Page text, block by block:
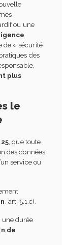
ou une
de « sécurité
des
plus
le
, que toute
des données
service ou
, art. 5.1.c),
une durée
de